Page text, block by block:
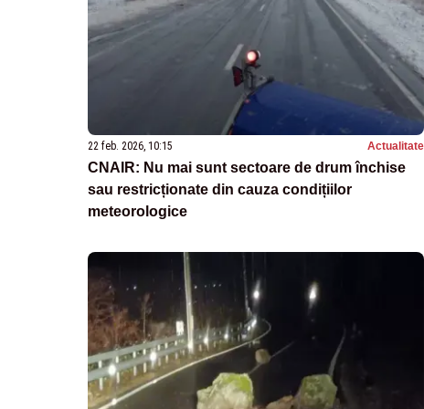
22 feb. 2026, 10:15 Actualitate
CNAIR: Nu mai sunt sectoare de drum închise
sau restricționate din cauza condițiilor
meteorologice